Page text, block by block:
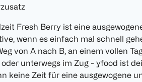
Fresh Berry ist eine
wenn es einfach mal schnell
von A nach B, an einem vollen
unterwegs im Zug - yfood ist
keine Zeit für eine ausgewogene